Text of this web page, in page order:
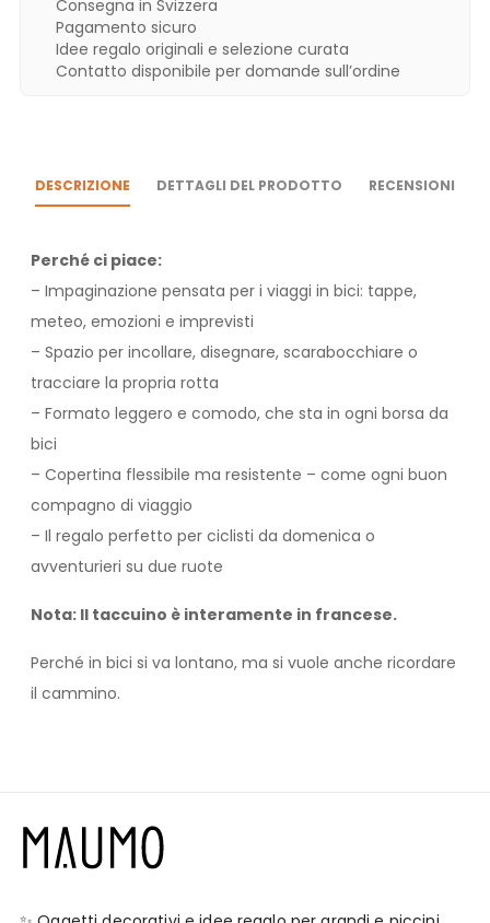
Consegna in Svizzera
Pagamento sicuro
Idee regalo originali e selezione curata
Contatto disponibile per domande sull’ordine
DESCRIZIONE DETTAGLI DEL PRODOTTO RECENSIONI
Perché ci piace:
– Impaginazione pensata per i viaggi in bici: tappe,
meteo, emozioni e imprevisti
– Spazio per incollare, disegnare, scarabocchiare o
tracciare la propria rotta
– Formato leggero e comodo, che sta in ogni borsa da
bici
– Copertina flessibile ma resistente – come ogni buon
compagno di viaggio
– Il regalo perfetto per ciclisti da domenica o
avventurieri su due ruote
Nota: Il taccuino è interamente in francese.
Perché in bici si va lontano, ma si vuole anche ricordare
il cammino.